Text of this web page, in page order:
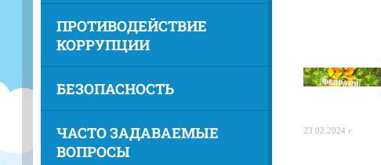
ПРОТИВОДЕЙСТВИЕ
КОРРУПЦИИ
БЕЗОПАСНОСТЬ
ЧАСТО ЗАДАВАЕМЫЕ
ВОПРОСЫ
23.02.2024 г.